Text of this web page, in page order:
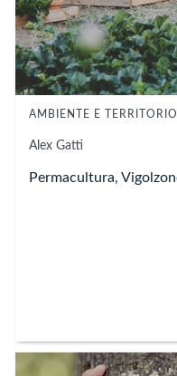
AMBIENTE E TERRITORIO
Alex Gatti
Permacultura,